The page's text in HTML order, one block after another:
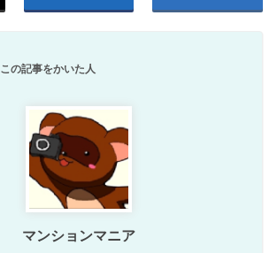
この記事をかいた人
マンションマニア